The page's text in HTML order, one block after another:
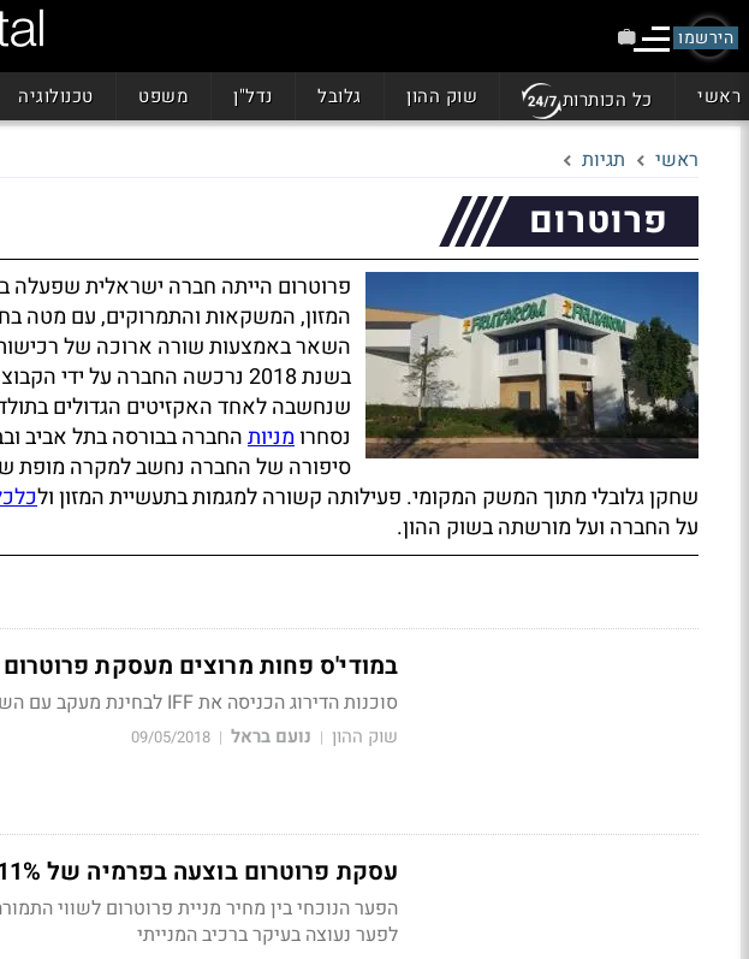
הירשמו
ראשי כל הכותרות שוק ההון גלובל נדל"ן משפט טכנולוגיה
ראשי תגיות
פרוטרום
פרוטרום הייתה חברה ישראלית שפעלה
המזון, המשקאות והתמרוקים, עם מטה
השאר באמצעות שורה ארוכה של
שנחשבה לאחד האקזיטים הגדולים
נסחרומניותהחברה בבורסה בתל אביב
סיפורה של החברה נחשב למקרה מופת
שחקן גלובלי מתוך המשק המקומי. פעילותה קשורה למגמות בתעשיית המזון ול
על החברה ועל מורשתה בשוק ההון.
במודי'ס פחות מרוצים מעסקת פרוטרום
סוכנות הדירוג הכניסה את IFF לבחינת מעקב עם השלכות שליליות לאחר רכישת פרוטרום
שוק ההון | נועם בראל |
09/05/2018
עסקת פרוטרום בוצעה בפרמיה של 11%. אז למה המניה לא עולה?
לפער נעוצה בעיקר ברכיב המנייתי